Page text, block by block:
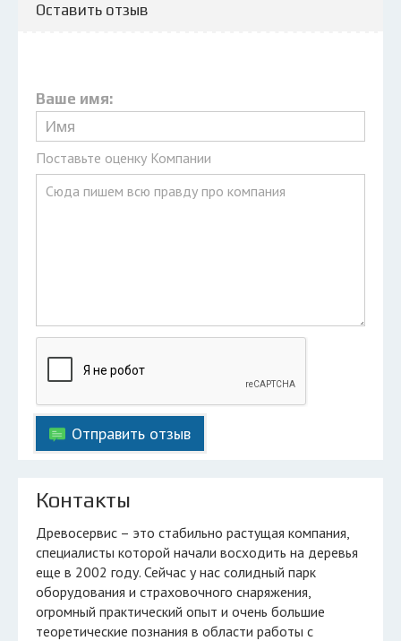
Оставить отзыв
Ваше имя:
Поставьте оценку Компании
Отправить отзыв
Контакты
Древосервис – это стабильно растущая компания,
специалисты которой начали восходить на деревья
еще в 2002 году. Сейчас у нас солидный парк
оборудования и страховочного снаряжения,
огромный практический опыт и очень большие
теоретические познания в области работы с